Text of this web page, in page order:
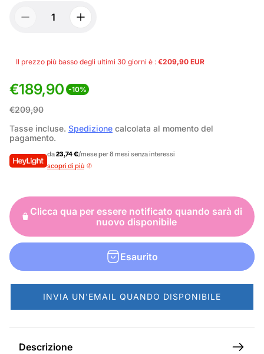
Il prezzo più basso degli ultimi 30 giorni è : €209,90 EUR
P
r
e
z
o
d
v
e
n
d
€189,90 -10%
P
r
e
z
o
n
o
r
m
a
l
€209,90
Tasse incluse. Spedizione calcolata al momento del
pagamento.
da23,74 €/mese per 8 mesi senza interessi
scopri di più
Clicca qua per essere notificato quando sarà di
nuovo disponibile
Esaurito
INVIA UN'EMAIL QUANDO DISPONIBILE
Descrizione